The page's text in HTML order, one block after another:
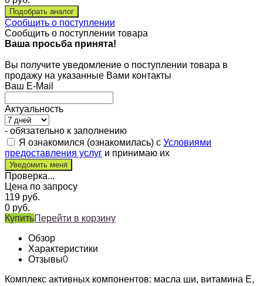
Сообщить о поступлении
Сообщить о поступлении товара
Ваша просьба принята!
Вы получите уведомление о поступлении товара в
продажу на указанные Вами контакты
Ваш E-Mail
Актуальность
- обязательно к заполнению
Я ознакомился (ознакомилась) с Условиями
предоставления услуг и принимаю их
Проверка...
Цена по запросу
119 руб.
0 руб.
КупитьПерейти в корзину
Обзор
Характеристики
Отзывы0
Комплекс активных компонентов: масла ши, витамина Е,